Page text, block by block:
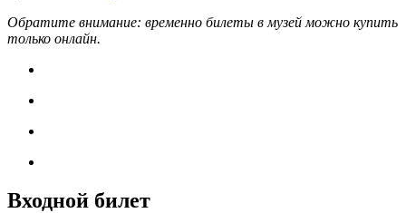
Обратите внимание: временно билеты в музей можно купить
только онлайн.
Входной билет